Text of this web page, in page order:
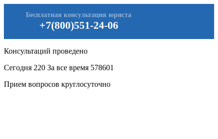
+7(800)551-24-06
Бесплатная консультация юриста
Консультаций проведено
Сегодня 220 За все время 578601
Прием вопросов круглосуточно